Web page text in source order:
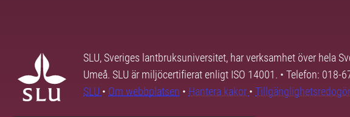
SLU, Sveriges lantbruksuniversitet, har verksamhet över hela
Umeå. SLU är miljöcertifierat enligt ISO 14001. • Telefon: 018-
SLU • Om webbplatsen • Hantera kakor •